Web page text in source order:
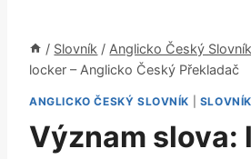
/ Slovník / Anglicko Český Slovník
locker – Anglicko Český Překladač
ANGLICKO ČESKÝ SLOVNÍK SLOVNÍK
Význam slova: